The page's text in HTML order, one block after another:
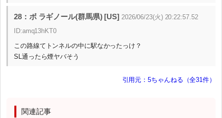
28：ボ ラギノール(群馬県) [US] 2026/06/23(火) 20:22:57.52
ID:amq13hKT0
この路線てトンネルの中に駅なかったっけ？
SL通ったら煙ヤバそう
引用元：5ちゃんねる（全31件）
関連記事